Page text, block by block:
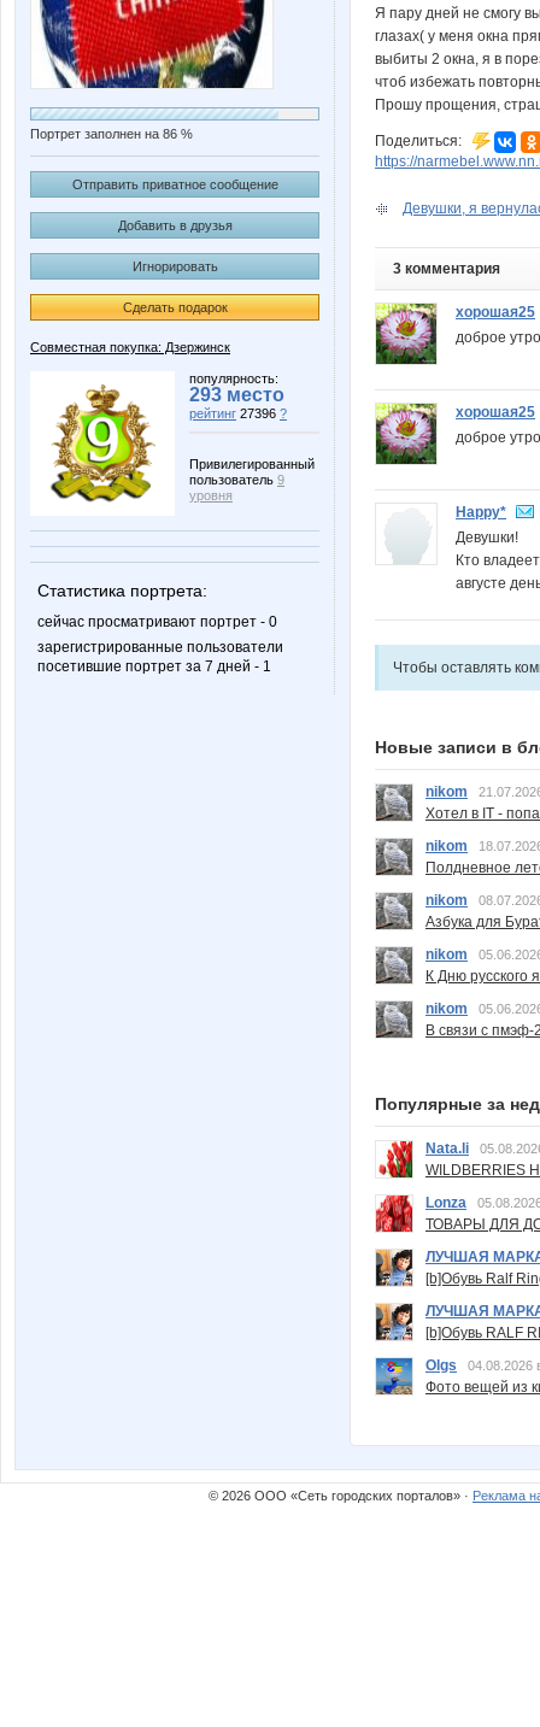
Портрет заполнен на 86 %
Отправить приватное сообщение
Добавить в друзья
Игнорировать
Сделать подарок
Совместная покупка: Дзержинск
популярность:
293 место
рейтинг 27396 ?
Привилегированный
пользователь 9
уровня
Статистика портрета:
сейчас просматривают портрет - 0
зарегистрированные пользователи
посетившие портрет за 7 дней - 1
Я пару дней не смогу
глазах( у меня окна
выбиты 2 окна, я в
чтоб избежать
Прошу прощения,
Поделиться:
https://
Девушки, я
3 комментария
хорошая25
доброе
хорошая25
доброе
Happy*
Девушки!
Кто
августе
Чтобы оставлять
Новые записи в
nikom
Хотел в IT -
nikom
Полдневное
nikom
Азбука для
nikom
К Дню русского
nikom
В связи с пмэф-
Популярные за
Nata.li
Lonza
ТОВАРЫ ДЛЯ
ЛУЧШАЯ
[b]Обувь Ralf
ЛУЧШАЯ
[b]Обувь RALF
Olgs
04.08.2026
Фото вещей из
© 2026 ООО «Сеть городских порталов» · Реклама